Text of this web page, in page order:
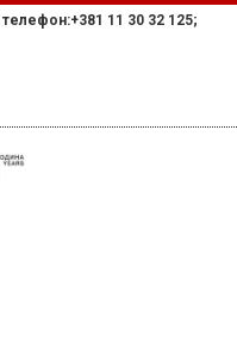
телефон:+381 11 30 32 125;